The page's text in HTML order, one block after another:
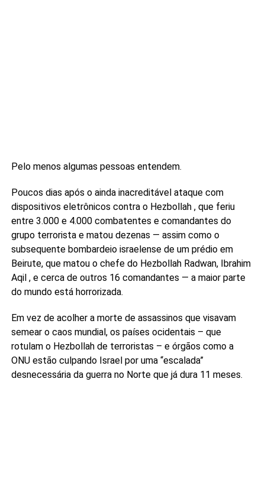
Pelo menos algumas pessoas entendem.
Poucos dias após o ainda inacreditável ataque com
dispositivos eletrônicos contra o Hezbollah , que feriu
entre 3.000 e 4.000 combatentes e comandantes do
grupo terrorista e matou dezenas — assim como o
subsequente bombardeio israelense de um prédio em
Beirute, que matou o chefe do Hezbollah Radwan, Ibrahim
Aqil , e cerca de outros 16 comandantes — a maior parte
do mundo está horrorizada.
Em vez de acolher a morte de assassinos que visavam
semear o caos mundial, os países ocidentais – que
rotulam o Hezbollah de terroristas – e órgãos como a
ONU estão culpando Israel por uma “escalada”
desnecessária da guerra no Norte que já dura 11 meses.